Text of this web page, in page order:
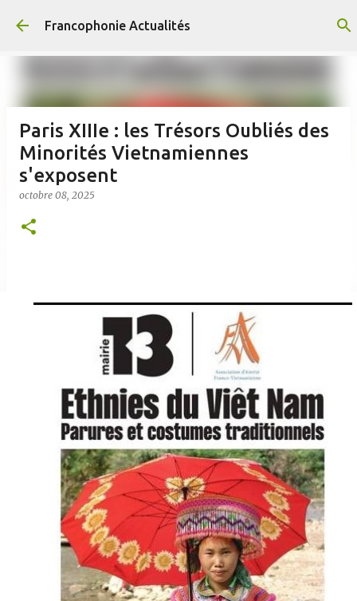
Accéder au contenu principal
Francophonie Actualités
Paris XIIIe : les Trésors Oubliés des
Minorités Vietnamiennes
s'exposent
octobre 08, 2025